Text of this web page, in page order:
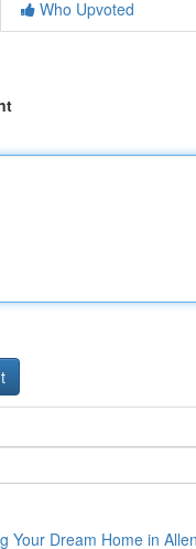
Who Upvoted
Your Dream Home in